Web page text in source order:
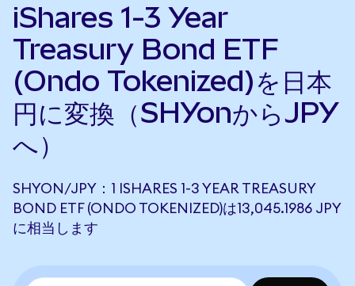
iShares 1-3 Year
Treasury Bond ETF
(Ondo Tokenized)を日本
円に変換（SHYonからJPY
へ）
SHYON/JPY：1 ISHARES 1-3 YEAR TREASURY
BOND ETF (ONDO TOKENIZED)は13,045.1986 JPY
に相当します